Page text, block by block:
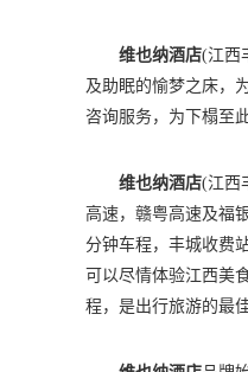
维也纳酒店(江西
及助眠的愉梦之床，
咨询服务，为下榻至
维也纳酒店(江西
高速，赣粤高速及福
分钟车程，丰城收费
可以尽情体验江西美
程，是出行旅游的最